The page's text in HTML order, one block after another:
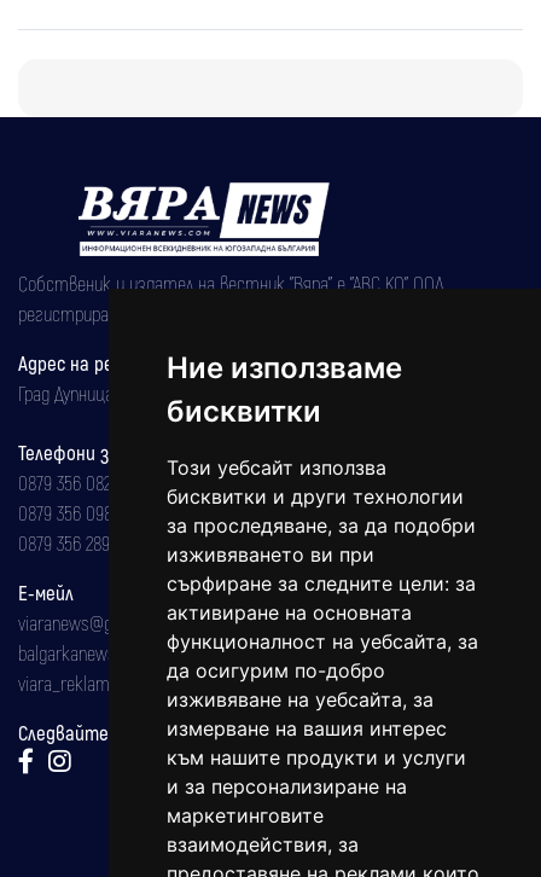
Ние използваме
бисквитки
Този уебсайт използва
бисквитки и други технологии
за проследяване, за да подобри
изживяването ви при
сърфиране за следните цели: за
активиране на основната
функционалност на уебсайта, за
да осигурим по-добро
изживяване на уебсайта, за
измерване на вашия интерес
към нашите продукти и услуги
и за персонализиране на
маркетинговите
взаимодействия, за
Собственик и издател на вестник "Вяра" е "АВС КО" ООД,
регистрирана на 08.05.2002 година.
Адрес на редакцията
Град Дупница, ул.''Христо Ботев" 43
Телефони за реклама и абонаменти
0879 356 082
0879 356 098
0879 356 289
Е-мейл
viaranews@gmail.com
balgarkanews@gmail.com
viara_reklama@mail.bg
Следвайте ни: